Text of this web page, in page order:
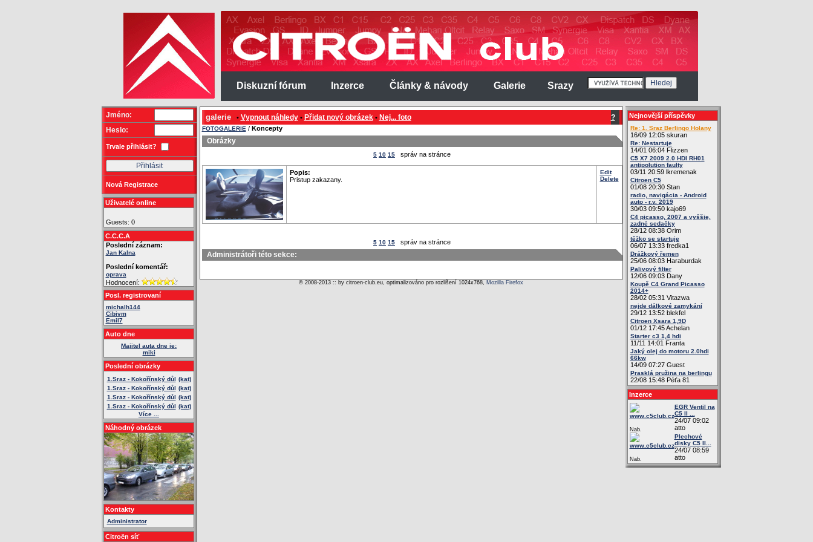
Diskuzní fórum Inzerce Články & návody Galerie Srazy
Jméno:
Heslo:
Trvale přihlásit?
Nová Registrace
Uživatelé online
Guests: 0
C.C.C.A
Poslední záznam:
Jan Kalna
Poslední komentář:
oprava
Hodnocení:
Posl. registrovaní
michalh144
Cibivm
Emil7
Auto dne
Majitel auta dne je:
miki
Poslední obrázky
1.Sraz - Kokořínský důl (kat)
1.Sraz - Kokořínský důl (kat)
1.Sraz - Kokořínský důl (kat)
1.Sraz - Kokořínský důl (kat)
Více ...
Náhodný obrázek
Kontakty
Administrator
Citroën síť
galerie• Vypnout náhledy• Přidat nový obrázek• Nej... foto ?
FOTOGALERIE / Koncepty
Obrázky
5 10 15 správ na stránce
Popis:
Pristup zakazany.
Edit
Delete
5 10 15 správ na stránce
Administrátoři této sekce:
© 2008-2013 :: by citroen-club.eu, optimalizováno pro rozlišení 1024x768, Mozilla Firefox
Nejnovější příspěvky
Re: 1. Sraz Berlingo Holany
16/09 12:05 skuran
Re: Nestartuje
14/01 06:04 Flizzen
C5 X7 2009 2.0 HDI RH01
antipolution faulty
03/11 20:59 lkremenak
Citroen C5
01/08 20:30 Stan
radio, navigácia - Android
auto - r.v. 2019
30/03 09:50 kajo69
C4 picasso, 2007 a vyššie,
zadné sedačky
28/12 08:38 Orim
těžko se startuje
06/07 13:33 fredka1
Drážkový řemen
25/06 08:03 Haraburdak
Palivový filter
12/06 09:03 Dany
Koupě C4 Grand Picasso
2014+
28/02 05:31 Vitazwa
nejde dálkové zamykání
29/12 13:52 blekfel
Citroen Xsara 1,9D
01/12 17:45 Achelan
Starter c3 1,4 hdi
11/11 14:01 Franta
Jaký olej do motoru 2.0hdi
66kw
14/09 07:27 Guest
Prasklá pružina na berlingu
22/08 15:48 Péťa 81
Inzerce
Nab.
EGR Ventil na
C5 II ...
24/07 09:02
atto
Nab.
Plechové
disky C5 II...
24/07 08:59
atto